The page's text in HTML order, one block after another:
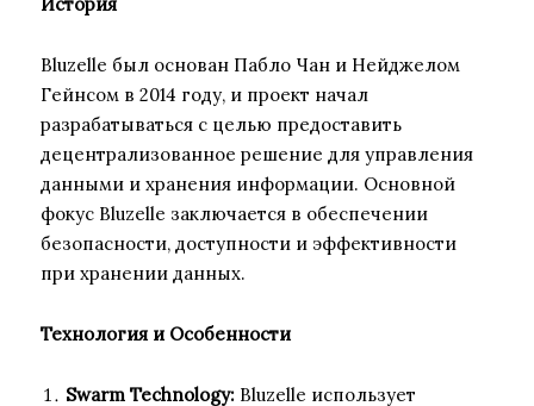
Bluzelle был основан Пабло Чан и Нейджелом
Гейнсом в 2014 году, и проект начал
разрабатываться с целью предоставить
децентрализованное решение для управления
данными и хранения информации. Основной
фокус Bluzelle заключается в обеспечении
безопасности, доступности и эффективности
при хранении данных.
Технология и Особенности
Swarm Technology: Bluzelle использует